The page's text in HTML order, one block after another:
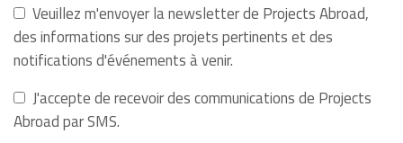
Veuillez m'envoyer la newsletter de Projects Abroad,
des informations sur des projets pertinents et des
notifications d'événements à venir.
J'accepte de recevoir des communications de Projects
Abroad par SMS.